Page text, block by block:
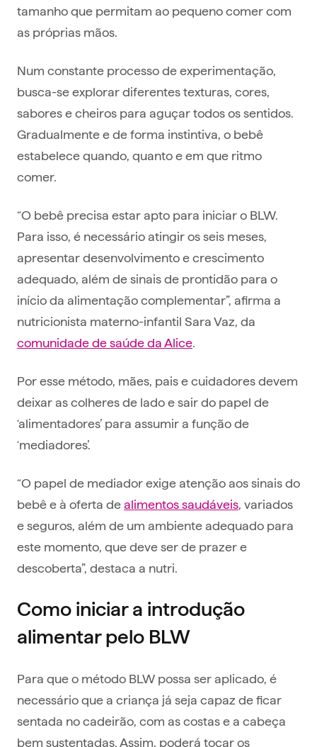
tamanho que permitam ao pequeno comer com
as próprias mãos.
Num constante processo de experimentação,
busca-se explorar diferentes texturas, cores,
sabores e cheiros para aguçar todos os sentidos.
Gradualmente e de forma instintiva, o bebê
estabelece quando, quanto e em que ritmo
comer.
“O bebê precisa estar apto para iniciar o BLW.
Para isso, é necessário atingir os seis meses,
apresentar desenvolvimento e crescimento
adequado, além de sinais de prontidão para o
início da alimentação complementar”, afirma a
nutricionista materno-infantil Sara Vaz, da
comunidade de saúde da Alice.
Por esse método, mães, pais e cuidadores devem
deixar as colheres de lado e sair do papel de
‘alimentadores’ para assumir a função de
‘mediadores’.
“O papel de mediador exige atenção aos sinais do
bebê e à oferta dealimentos saudáveis, variados
e seguros, além de um ambiente adequado para
este momento, que deve ser de prazer e
descoberta”, destaca a nutri.
Como iniciar a introdução
alimentar pelo BLW
Para que o método BLW possa ser aplicado, é
necessário que a criança já seja capaz de ficar
sentada no cadeirão, com as costas e a cabeça
bem sustentadas. Assim, poderá tocar os